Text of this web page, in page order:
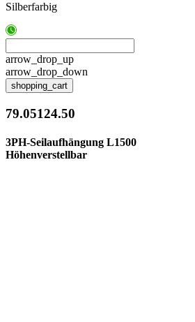
Silberfarbig
arrow_drop_up
arrow_drop_down
shopping_cart
79.05124.50
3PH-Seilaufhängung L1500
Höhenverstellbar